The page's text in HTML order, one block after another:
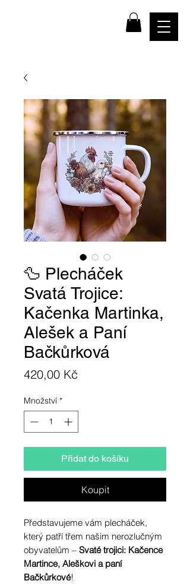
🦆 Plecháček
Svatá Trojice:
Kačenka Martinka,
Alešek a Paní
Bačkůrková
420,00 Kč
Množství *
Přidat do košíku
Koupit
Představujeme vám plecháček,
který patří třem našim nerozlučným
obyvatelům – Svaté trojici: Kačence
Martince, Aleškovi a paní
Bačkůrkové!